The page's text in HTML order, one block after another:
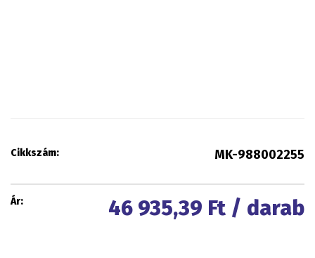
Cikkszám: MK-988002255
Ár: 46 935,39 Ft / darab